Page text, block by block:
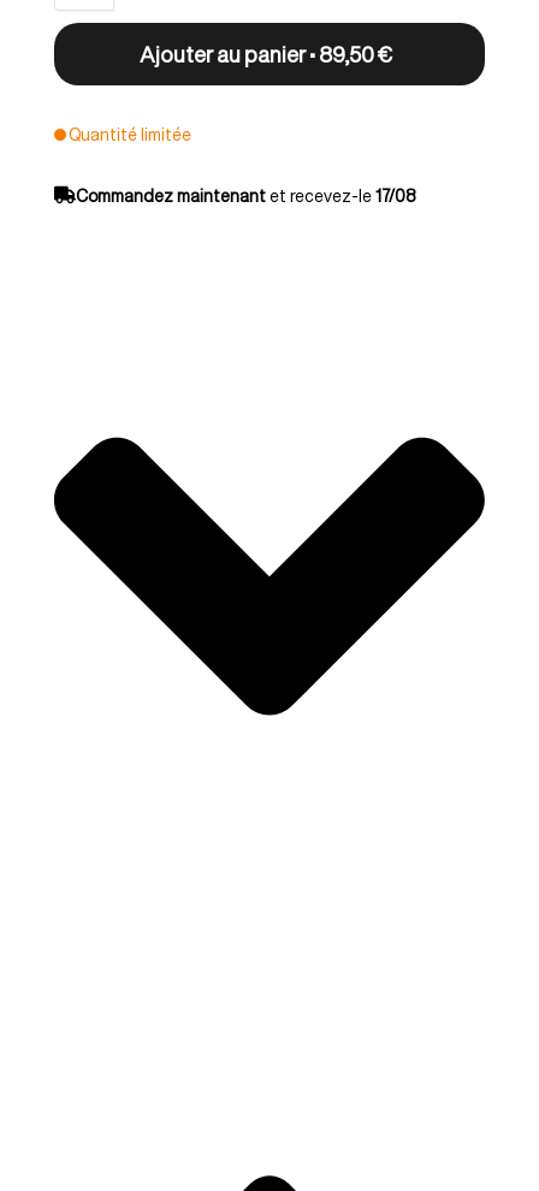
Ajouter au panier • 89,50 €
Quantité limitée
Commandez maintenantet recevez-le17/08